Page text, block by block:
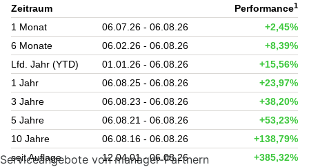
Zeitraum Performance1
1 Monat 06.07.26 - 06.08.26
+2,45%
6 Monate
06.02.26 - 06.08.26
+8,39%
Lfd. Jahr (YTD)
01.01.26 - 06.08.26
+15,56%
1 Jahr
06.08.25 - 06.08.26
+23,97%
3 Jahre
06.08.23 - 06.08.26
+38,20%
5 Jahre
06.08.21 - 06.08.26
+53,23%
10 Jahre
06.08.16 - 06.08.26
+138,79%
seit Auflage
12.04.01 - 06.08.26 +385,32%
Serviceangebote von manager-Partnern